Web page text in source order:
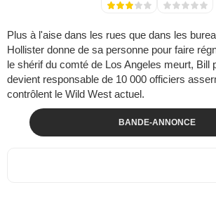
Plus à l'aise dans les rues que dans les
Hollister donne de sa personne pour faire
le shérif du comté de Los Angeles meurt, Bill
devient responsable de 10 000 officiers
contrôlent le Wild West actuel.
BANDE-ANNONCE